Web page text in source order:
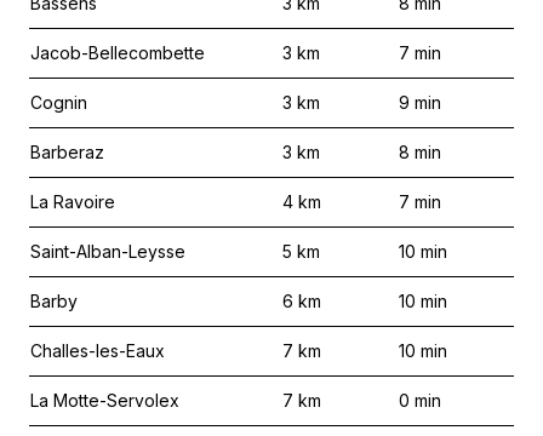
Jacob-Bellecombette 3 km 7 min
Cognin 3 km 9 min
Barberaz 3 km 8 min
La Ravoire 4 km 7 min
Saint-Alban-Leysse 5 km 10 min
Barby 6 km 10 min
Challes-les-Eaux 7 km 10 min
La Motte-Servolex 7 km 0 min